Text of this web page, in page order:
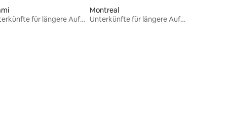
Unterkünfte für längere Aufenthalte
Montreal
Unterkünfte für längere Aufenthalte